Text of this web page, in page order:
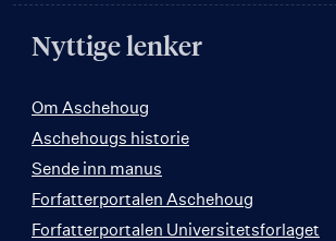
Nyttige lenker
Om Aschehoug
Aschehougs historie
Sende inn manus
Forfatterportalen Aschehoug
Forfatterportalen Universitetsforlaget